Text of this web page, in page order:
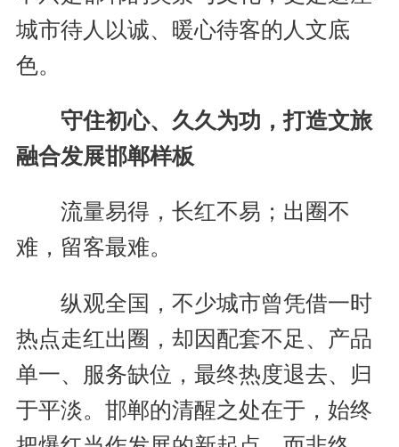
城市待人以诚、暖心待客的人文底
色。
守住初心、久久为功，打造文旅
融合发展邯郸样板
流量易得，长红不易；出圈不
难，留客最难。
纵观全国，不少城市曾凭借一时
热点走红出圈，却因配套不足、产品
单一、服务缺位，最终热度退去、归
于平淡。邯郸的清醒之处在于，始终